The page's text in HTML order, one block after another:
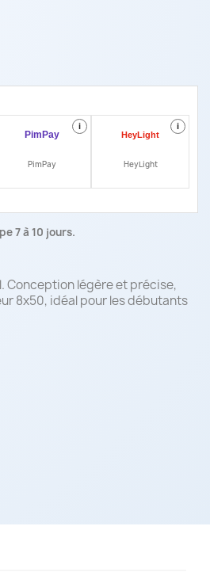
i
PimPay
i
HeyLight
7 à 10 jours.
Conception légère et précise,
8x50, idéal pour les débutants